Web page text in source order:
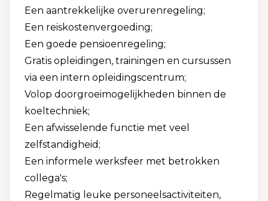
Een aantrekkelijke overurenregeling;
Een reiskostenvergoeding;
Een goede pensioenregeling;
Gratis opleidingen, trainingen en cursussen
via een intern opleidingscentrum;
Volop doorgroeimogelijkheden binnen de
koeltechniek;
Een afwisselende functie met veel
zelfstandigheid;
Een informele werksfeer met betrokken
collega's;
Regelmatig leuke personeelsactiviteiten,